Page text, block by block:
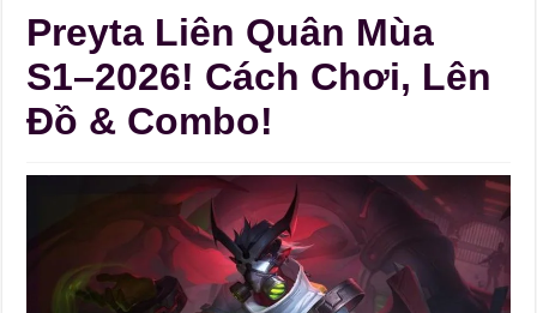
Preyta Liên Quân Mùa
S1–2026! Cách Chơi, Lên
Đồ & Combo!